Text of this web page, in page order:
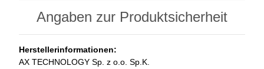
Angaben zur Produktsicherheit
Herstellerinformationen:
AX TECHNOLOGY Sp. z o.o. Sp.K.